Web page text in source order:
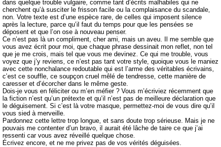
dans quelque trouble vulgaire, comme tant d’écrits malhabiles qui ne
cherchent qu’à susciter le frisson facile ou la complaisance du scandale,
non. Votre texte est d’une espèce rare, de celles qui imposent silence
après la lecture, parce qu’il faut du temps pour que les pensées se
déposent et que l’on ose à nouveau penser.
Ce n’est pas là un compliment, cher ami, mais un aveu. Il me semble que
vous avez écrit pour moi, que chaque phrase dessinait mon reflet, non tel
que je me crois, mais tel que vous me devinez. Ce qui me trouble, vous
voyez que j’y reviens, ce n’est pas tant votre style, quoique vous le maniez
avec cette nonchalance redoutable qui est l’arme des véritables écrivains,
c’est ce souffle, ce soupçon cruel mêlé de tendresse, cette manière de
caresser et d’écorcher dans le même geste.
Dois-je vous en féliciter ou m’en méfier ? Vous m’écriviez récemment que
la fiction n’est qu’un prétexte et qu’il n’est pas de meilleure déclaration que
le déguisement. Si c’est là votre masque, permettez-moi de vous dire qu’il
vous sied à merveille.
Pardonnez cette lettre trop longue, et sans doute trop sérieuse. Mais je ne
pouvais me contenter d’un bravo, il aurait été lâche de taire ce que j’ai
ressenti car vous avez réveillé quelque chose.
Écrivez encore, et ne me privez pas de vos vérités déguisées.